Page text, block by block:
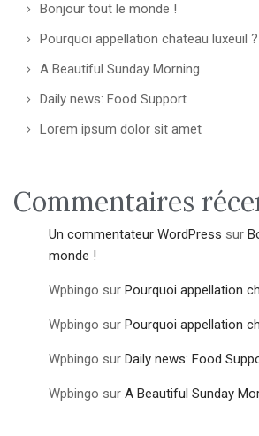
Bonjour tout le monde !
Pourquoi appellation chateau luxeuil ?
A Beautiful Sunday Morning
Daily news: Food Support
Lorem ipsum dolor sit amet
Commentaires
Un commentateur WordPress sur
monde !
Wpbingo sur Pourquoi appellation
Wpbingo sur Pourquoi appellation
Wpbingo sur Daily news: Food
Wpbingo sur A Beautiful Sunday